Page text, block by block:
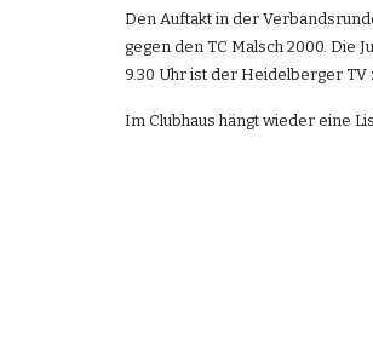
Den Auftakt in der
gegen den TC Malsch 2000. Die
9.30 Uhr ist der Heidelberger TV
Im Clubhaus hängt wieder eine